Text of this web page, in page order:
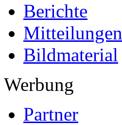
Berichte
Mitteilungen
Bildmaterial
Werbung
Partner